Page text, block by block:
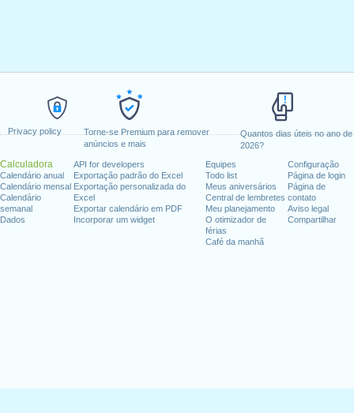
Privacy policy
Torne-se Premium para remover
anúncios e mais
Quantos dias úteis no ano de
2026?
Calculadora
Calendário anual
Calendário mensal
Calendário
semanal
Dados
API for developers
Exportação padrão do Excel
Exportação personalizada do
Excel
Exportar calendário em PDF
Incorporar um widget
Equipes
Todo list
Meus aniversários
Central de lembretes
Meu planejamento
O otimizador de
férias
Café da manhã
Configuração
Página de login
Página de
contato
Aviso legal
Compartilhar